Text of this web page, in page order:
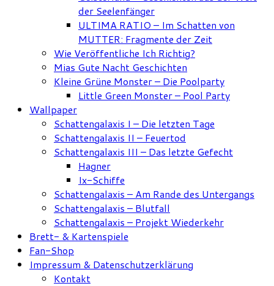
der Seelenfänger
ULTIMA RATIO – Im Schatten von
MUTTER: Fragmente der Zeit
Wie Veröffentliche Ich Richtig?
Mias Gute Nacht Geschichten
Kleine Grüne Monster – Die Poolparty
Little Green Monster – Pool Party
Wallpaper
Schattengalaxis I – Die letzten Tage
Schattengalaxis II – Feuertod
Schattengalaxis III – Das letzte Gefecht
Hagner
Ix-Schiffe
Schattengalaxis – Am Rande des Untergangs
Schattengalaxis – Blutfall
Schattengalaxis – Projekt Wiederkehr
Brett- & Kartenspiele
Fan-Shop
Impressum & Datenschutzerklärung
Kontakt